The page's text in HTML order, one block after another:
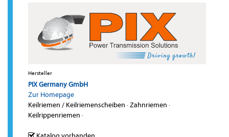
Hersteller
PIX Germany GmbH
Zur Homepage
Keilriemen / Keilriemenscheiben ·Zahnriemen ·
Keilrippenriemen ·